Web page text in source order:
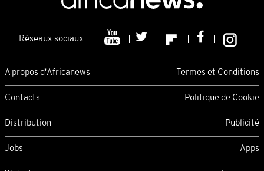
Réseaux sociaux
A propos d'Africanews Termes et Conditions
Contacts Politique de Cookie
Distribution Publicité
Jobs Apps